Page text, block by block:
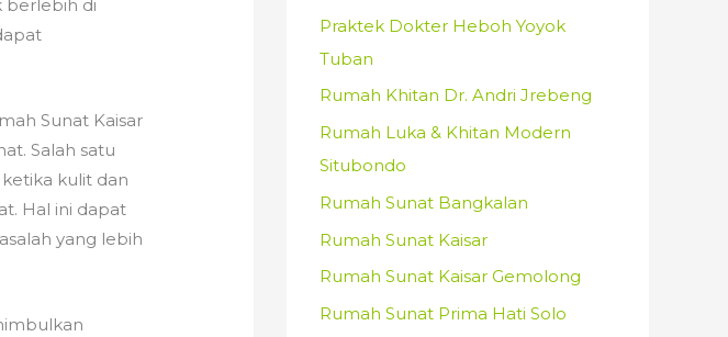
berlebih di
Sunat Kaisar
Salah satu
kulit dan
Hal ini dapat
yang lebih
Praktek Dokter Heboh Yoyok
Tuban
Rumah Khitan Dr. Andri Jrebeng
Rumah Luka & Khitan Modern
Situbondo
Rumah Sunat Bangkalan
Rumah Sunat Kaisar
Rumah Sunat Kaisar Gemolong
Rumah Sunat Prima Hati Solo